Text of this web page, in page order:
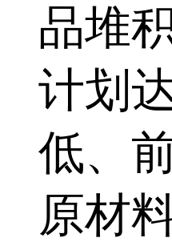
品堆
计划
低、
原材